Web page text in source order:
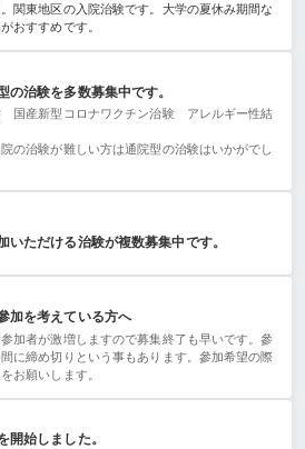
関東地区の入院治験です。大学の夏休み期間な
おすすめです。
の治験を多数募集中です。
国産新型コロナワクチン治験 アレルギー性結
の治験が難しい方は通院型の治験はいかがでし
いただける治験が複数募集中です。
加を考えている方へ
加者が激増しますので募集終了も早いです。參
に締め切りという事もあります。參加希望の際
お願いします。
開始しました。